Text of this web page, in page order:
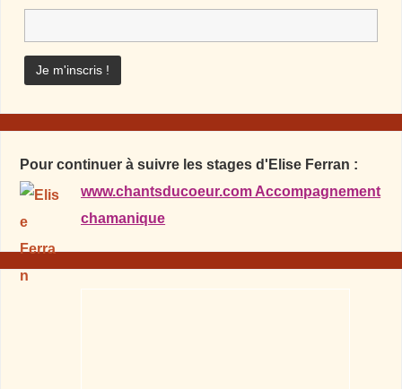
Pour continuer à suivre les stages d'Elise Ferran :
www.chantsducoeur.com Accompagnement
chamanique